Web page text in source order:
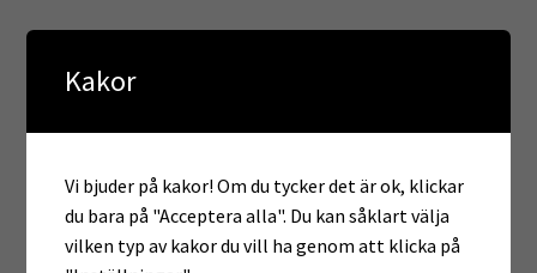
Ytterligare information
Recensioner (0)
Kakor
Vi bjuder på kakor! Om du tycker det är ok, klickar
du bara på "Acceptera alla". Du kan såklart välja
vilken typ av kakor du vill ha genom att klicka på